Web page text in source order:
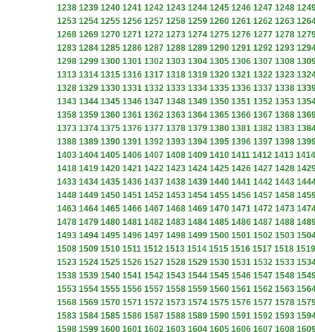
1238 1239 1240 1241 1242 1243 1244 1245 1246 1247 1248
1253 1254 1255 1256 1257 1258 1259 1260 1261 1262 1263
1268 1269 1270 1271 1272 1273 1274 1275 1276 1277 1278
1283 1284 1285 1286 1287 1288 1289 1290 1291 1292 1293
1298 1299 1300 1301 1302 1303 1304 1305 1306 1307 1308
1313 1314 1315 1316 1317 1318 1319 1320 1321 1322 1323
1328 1329 1330 1331 1332 1333 1334 1335 1336 1337 1338
1343 1344 1345 1346 1347 1348 1349 1350 1351 1352 1353
1358 1359 1360 1361 1362 1363 1364 1365 1366 1367 1368
1373 1374 1375 1376 1377 1378 1379 1380 1381 1382 1383
1388 1389 1390 1391 1392 1393 1394 1395 1396 1397 1398
1403 1404 1405 1406 1407 1408 1409 1410 1411 1412 1413 1414
1418 1419 1420 1421 1422 1423 1424 1425 1426 1427 1428
1433 1434 1435 1436 1437 1438 1439 1440 1441 1442 1443
1448 1449 1450 1451 1452 1453 1454 1455 1456 1457 1458
1463 1464 1465 1466 1467 1468 1469 1470 1471 1472 1473
1478 1479 1480 1481 1482 1483 1484 1485 1486 1487 1488
1493 1494 1495 1496 1497 1498 1499 1500 1501 1502 1503
1508 1509 1510 1511 1512 1513 1514 1515 1516 1517 1518 1519
1523 1524 1525 1526 1527 1528 1529 1530 1531 1532 1533
1538 1539 1540 1541 1542 1543 1544 1545 1546 1547 1548
1553 1554 1555 1556 1557 1558 1559 1560 1561 1562 1563
1568 1569 1570 1571 1572 1573 1574 1575 1576 1577 1578
1583 1584 1585 1586 1587 1588 1589 1590 1591 1592 1593
1598 1599 1600 1601 1602 1603 1604 1605 1606 1607 1608